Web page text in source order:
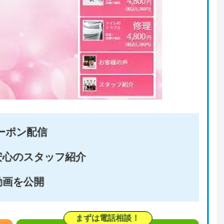
ポン配信
のスタッフ紹介
を公開
まずは電話相談！